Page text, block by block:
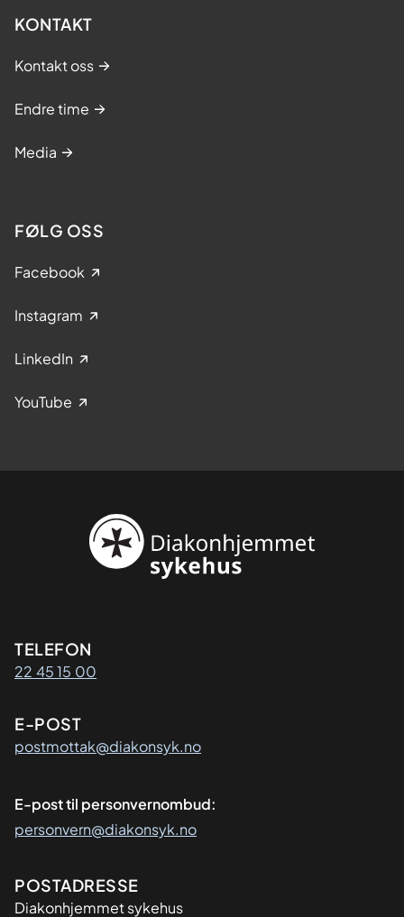
KONTAKT
Kontakt oss
Endre time
Media
FØLG OSS
Facebook
Instagram
LinkedIn
YouTube
Kontaktinformasjon
TELEFON
22 45 15 00
E-POST
postmottak@diakonsyk.no
E-post til personvernombud:
personvern@diakonsyk.no
Adresse
POSTADRESSE
Diakonhjemmet sykehus